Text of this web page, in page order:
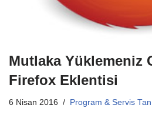
Mutlaka Yüklemeniz
Firefox Eklentisi
6 Nisan 2016 Program & Servis